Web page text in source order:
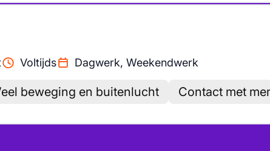
Voltijds Dagwerk, Weekendwerk
beweging en buitenlucht Contact met